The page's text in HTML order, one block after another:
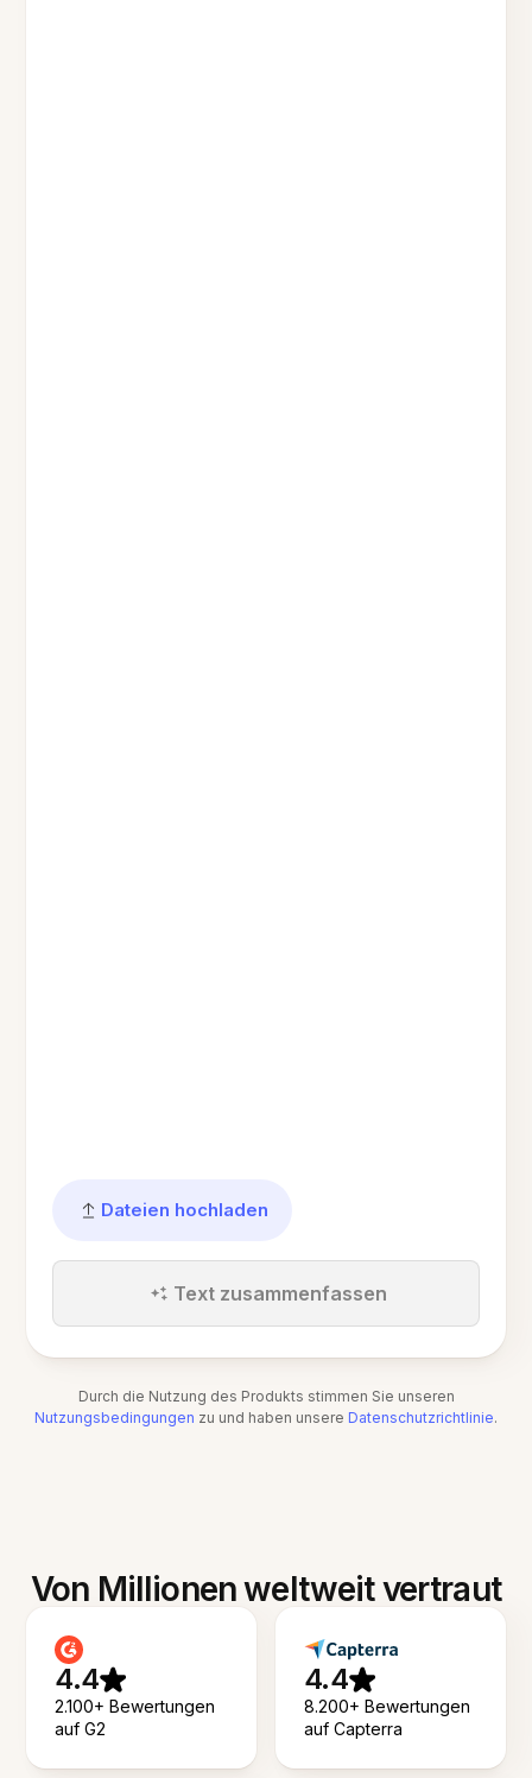
Dateien hochladen
Text zusammenfassen
Durch die Nutzung des Produkts stimmen Sie unseren
Nutzungsbedingungen zu und haben unsere Datenschutzrichtlinie.
Von Millionen weltweit vertraut
4.4
2.100+ Bewertungen
auf G2
4.4
8.200+ Bewertungen
auf Capterra